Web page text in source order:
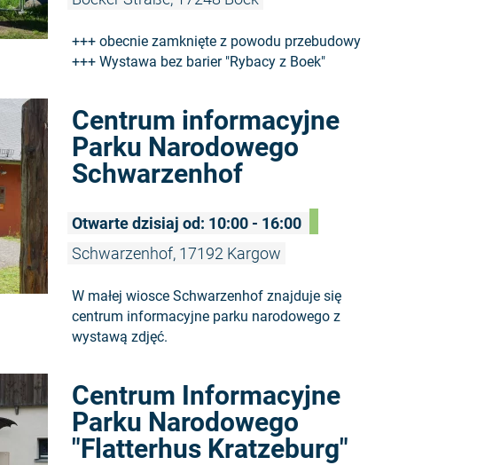
+++ obecnie zamknięte z powodu przebudowy
+++ Wystawa bez barier "Rybacy z Boek"
Centrum informacyjne
Parku Narodowego
Schwarzenhof
Otwarte dzisiaj od: 10:00 - 16:00
Schwarzenhof, 17192 Kargow
W małej wiosce Schwarzenhof znajduje się
centrum informacyjne parku narodowego z
wystawą zdjęć.
Centrum Informacyjne
Parku Narodowego
"Flatterhus Kratzeburg"